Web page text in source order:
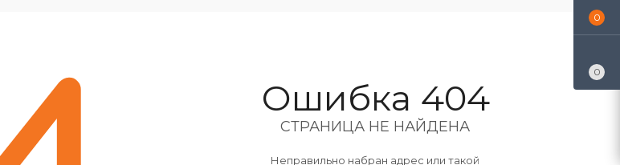
Ошибка 404
СТРАНИЦА НЕ НАЙДЕНА
Неправильно набран адрес или такой
0
0